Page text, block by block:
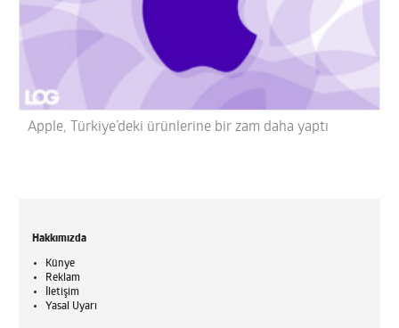
Apple, Türkiye’deki ürünlerine bir zam daha yaptı
Hakkımızda
Künye
Reklam
İletişim
Yasal Uyarı